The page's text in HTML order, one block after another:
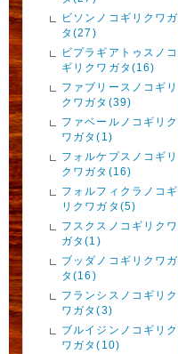
ビソンノコギリクワガ
タ(27)
ビプラギアトゥスノコ
ギリクワガタ(16)
ファブリースノコギリ
クワガタ(39)
ファベールノコギリク
ワガタ(1)
フォルケプスノコギリ
クワガタ(16)
フォルフィクラノコギ
リクワガタ(5)
フスクスノコギリクワ
ガタ(1)
ブッダノコギリクワガ
タ(16)
フランシスノコギリク
ワガタ(3)
ブルイジンノコギリク
ワガタ(10)